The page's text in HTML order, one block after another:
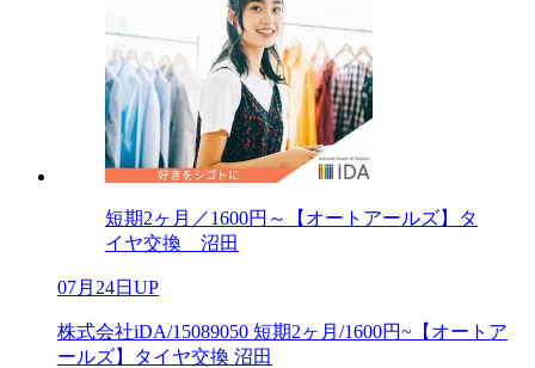
短期2ヶ月／1600円～【オートアールズ】タ
イヤ交換 沼田
07月24日UP
株式会社iDA/15089050 短期2ヶ月/1600円~【オートア
ールズ】タイヤ交換 沼田